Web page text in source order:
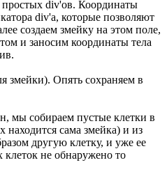
простых div'ов. Координаты
div'а, которые позволяют
создаем змейку на этом поле,
и заносим координаты тела
змейки). Опять сохраняем в
мы собираем пустые клетки в
находится сама змейка) и из
другую клетку, и уже ее
не обнаружено то